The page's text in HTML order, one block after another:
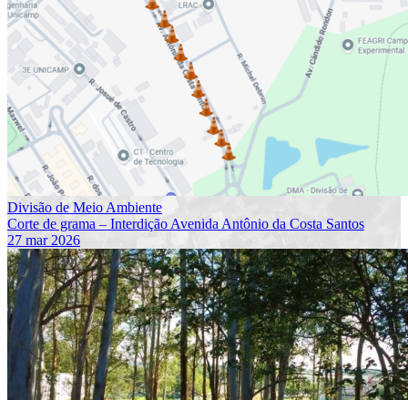
Divisão de Meio Ambiente
Corte de grama – Interdição Avenida Antônio da Costa Santos
27 mar 2026